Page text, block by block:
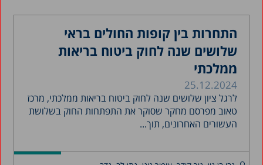
התחרות בין קופות החולים בראי
שלושים שנה לחוק ביטוח בריאות
ממלכתי
25.12.2024
לרגל ציון שלושים שנה לחוק ביטוח בריאות ממלכתי, מרכז
טאוב מפרסם מחקר שסוקר את התפתחות החוק בשלושת
העשורים האחרונים, תוך...